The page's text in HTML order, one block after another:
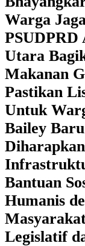
Warga
PSUDPRD
Utara
Makanan
Pastikan
Untuk
Bailey
Bantuan
Humanis
Legislatif